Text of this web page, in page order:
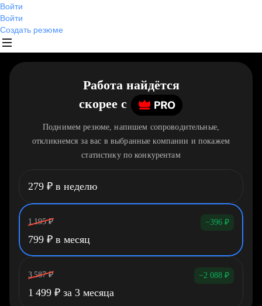
Войти
Войти
Создать резюме
Работа найдётся
скорее c
Поднимем резюме, напишем сопроводительные,
откликнемся за вас в выбранные компании и покажем
статистику по конкурентам
279 ₽ в неделю
1 195 ₽ −396 ₽
799 ₽ в месяц
3 587 ₽ −2 088 ₽
1 499 ₽ за 3 месяца